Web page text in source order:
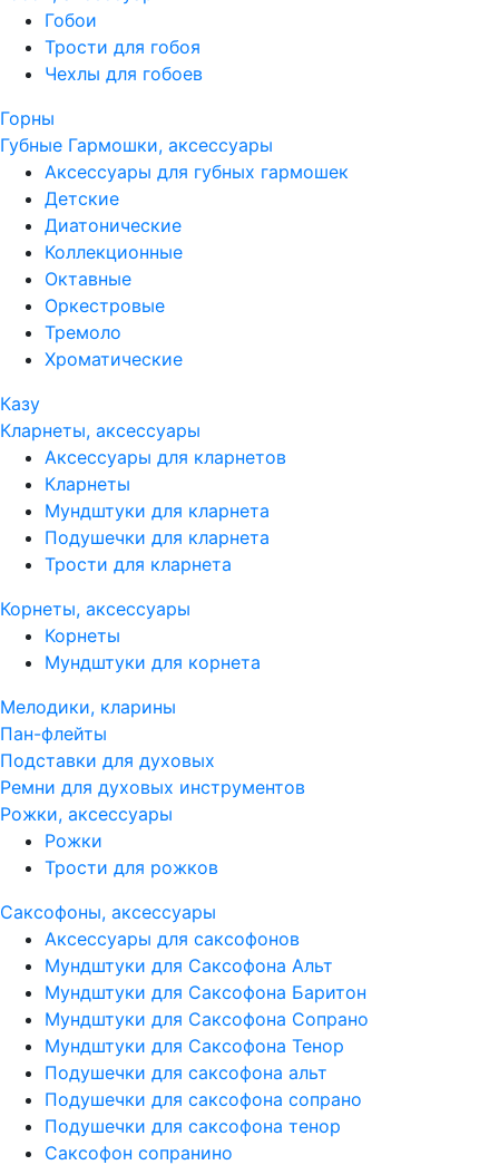
Гобои
Трости для гобоя
Чехлы для гобоев
Горны
Губные Гармошки, аксессуары
Аксессуары для губных гармошек
Детские
Диатонические
Коллекционные
Октавные
Оркестровые
Тремоло
Хроматические
Казу
Кларнеты, аксессуары
Аксессуары для кларнетов
Кларнеты
Мундштуки для кларнета
Подушечки для кларнета
Трости для кларнета
Корнеты, аксессуары
Корнеты
Мундштуки для корнета
Мелодики, кларины
Пан-флейты
Подставки для духовых
Ремни для духовых инструментов
Рожки, аксессуары
Рожки
Трости для рожков
Саксофоны, аксессуары
Аксессуары для саксофонов
Мундштуки для Саксофона Альт
Мундштуки для Саксофона Баритон
Мундштуки для Саксофона Сопрано
Мундштуки для Саксофона Тенор
Подушечки для саксофона альт
Подушечки для саксофона сопрано
Подушечки для саксофона тенор
Саксофон сопранино